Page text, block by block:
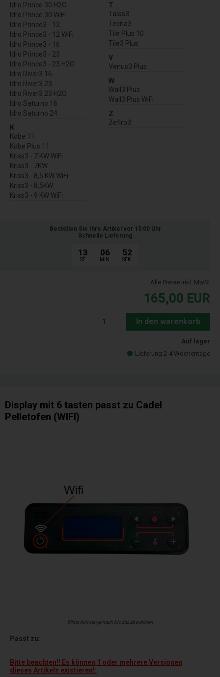
Idro Prince 30 H2O
Idro Prince 30 WiFi
Idro Prince3 - 12
Idro Prince3 - 12 WiFi
Idro Prince3 - 16
Idro Prince3 - 23
Idro Prince3 - 23 H2O
Idro River3 16
Idro River3 23
Idro River3 23 H2O
Idro Saturno 16
Idro Saturno 24
K
Kobe 11
Kobe Plus 11
Kriss3 - 7 KW WiFi
Kriss3 - 7KW
Kriss3 - 8,5 KW WiFi
Kriss3 - 8,5KW
Kriss3 - 9 KW WiFi
T
Talas3
Tecna3
Tile Plus 10
Tile3 Plus
V
Venus3 Plus
W
Wall3 Plus
Wall3 Plus WiFi
Z
Zefiro3
Bestellen Sie Ihre Artikel vor 15:00 Uhr
Schnelle Lieferung
13
ST.
06
MIN.
51
SEK.
Alle Preise inkl. MwSt
165,00 EUR
In den warenkorb
Auf lager
Lieferung 2-4 Wochentage
Display mit 6 tasten passt zu Cadel
Pelletofen (WIFI)
Bilder können je nach Modell abweichen
Passt zu:
Bitte beachten!! Es können 1 oder mehrere Versionen
dieses Artikels existieren!: